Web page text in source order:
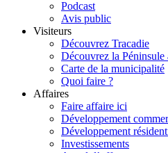
Podcast
Avis public
Visiteurs
Découvrez Tracadie
Découvrez la Péninsule
Carte de la municipalité
Quoi faire ?
Affaires
Faire affaire ici
Développement
Développement
Investissements